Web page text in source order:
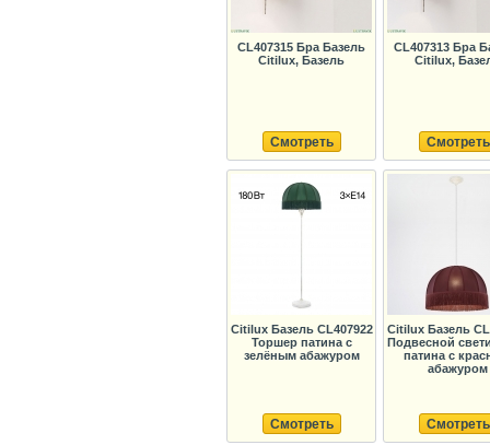
CL407315 Бра Базель
Citilux, Базель
Смотреть
CL407313 Бра
Citilux,
Смотреть
Citilux Базель CL407922
Торшер патина с
зелёным абажуром
Смотреть
Citilux Базель
Подвесной
патина с
абажуром
Смотреть